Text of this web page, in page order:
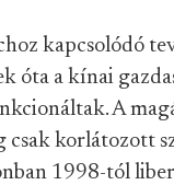
kapcsolódó
óta a kínai
A
csak korlátozott
1998-tól